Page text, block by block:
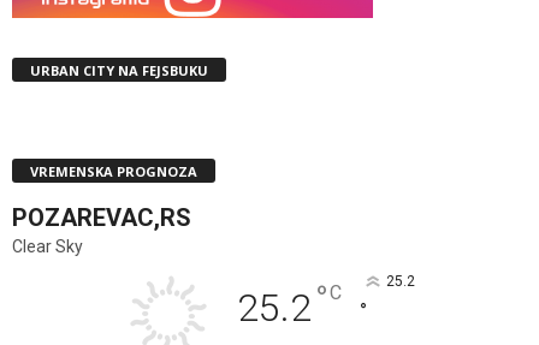
URBAN CITY NA FEJSBUKU
VREMENSKA PROGNOZA
POZAREVAC,RS
Clear Sky
25.2°C 25.2
°